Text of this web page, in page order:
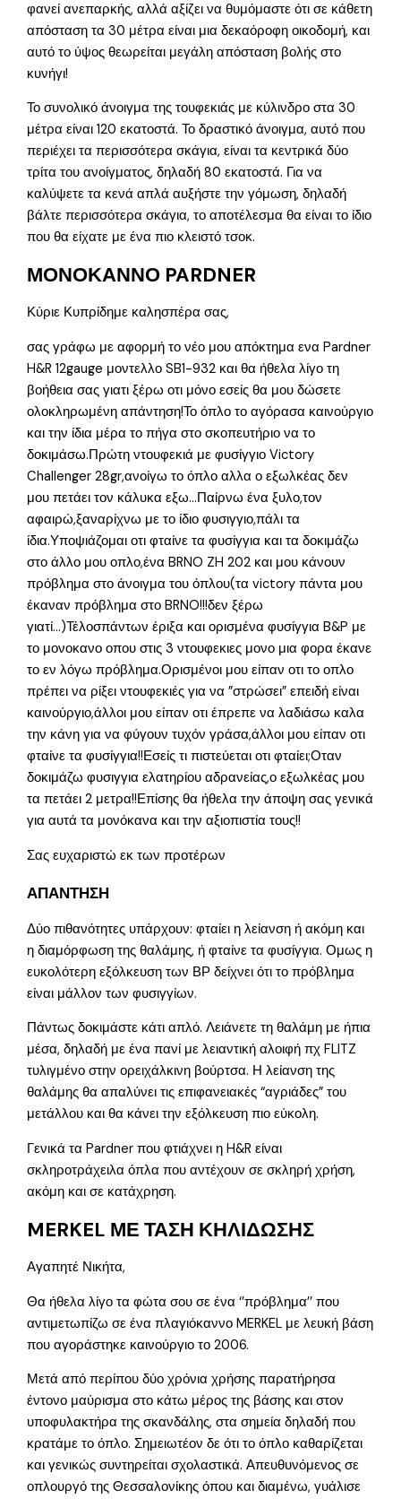
φανεί ανεπαρκής, αλλά αξίζει να θυμόμαστε ότι σε κάθετη
απόσταση τα 30 μέτρα είναι μια δεκαόροφη οικοδομή, και
αυτό το ύψος θεωρείται μεγάλη απόσταση βολής στο
κυνήγι!
Το συνολικό άνοιγμα της τουφεκιάς με κύλινδρο στα 30
μέτρα είναι 120 εκατοστά. Το δραστικό άνοιγμα, αυτό που
περιέχει τα περισσότερα σκάγια, είναι τα κεντρικά δύο
τρίτα του ανοίγματος, δηλαδή 80 εκατοστά. Για να
καλύψετε τα κενά απλά αυξήστε την γόμωση, δηλαδή
βάλτε περισσότερα σκάγια, το αποτέλεσμα θα είναι το ίδιο
που θα είχατε με ένα πιο κλειστό τσοκ.
ΜΟΝΟΚΑΝΝΟ PARDNER
Κύριε Κυπρίδημε καλησπέρα σας,
σας γράφω με αφορμή το νέο μου απόκτημα ενα Pardner
H&R 12gauge μοντελλο SB1-932 και θα ήθελα λίγο τη
βοήθεια σας γιατι ξέρω οτι μόνο εσείς θα μου δώσετε
ολοκληρωμένη απάντηση!Το όπλο το αγόρασα καινούργιο
και την ίδια μέρα το πήγα στο σκοπευτήριο να το
δοκιμάσω.Πρώτη ντουφεκιά με φυσίγγιο Victory
Challenger 28gr,ανοίγω το όπλο αλλα ο εξωλκέας δεν
μου πετάει τον κάλυκα εξω…Παίρνω ένα ξυλο,τον
αφαιρώ,ξαναρίχνω με το ίδιο φυσιγγιο,πάλι τα
ίδια.Υποψιάζομαι οτι φταίνε τα φυσίγγια και τα δοκιμάζω
στο άλλο μου οπλο,ένα BRNO ZH 202 και μου κάνουν
πρόβλημα στο άνοιγμα του όπλου(τα victory πάντα μου
έκαναν πρόβλημα στο BRNO!!!δεν ξέρω
γιατί…)Τέλοσπάντων έριξα και ορισμένα φυσίγγια B&P με
το μονοκανο οπου στις 3 ντουφεκιες μονο μια φορα έκανε
το εν λόγω πρόβλημα.Ορισμένοι μου είπαν οτι το οπλο
πρέπει να ρίξει ντουφεκιές για να ”στρώσει” επειδή είναι
καινούργιο,άλλοι μου είπαν οτι έπρεπε να λαδιάσω καλα
την κάνη για να φύγουν τυχόν γράσα,άλλοι μου είπαν οτι
φταίνε τα φυσίγγια!!Εσείς τι πιστεύεται οτι φταίει;Οταν
δοκιμάζω φυσιγγια ελατηρίου αδρανείας,ο εξωλκέας μου
τα πετάει 2 μετρα!!Επίσης θα ήθελα την άποψη σας γενικά
για αυτά τα μονόκανα και την αξιοπιστία τους!!
Σας ευχαριστώ εκ των προτέρων
ΑΠΑΝΤΗΣΗ
Δύο πιθανότητες υπάρχουν: φταίει η λείανση ή ακόμη και
η διαμόρφωση της θαλάμης, ή φταίνε τα φυσίγγια. Ομως η
ευκολότερη εξόλκευση των ΒΡ δείχνει ότι το πρόβλημα
είναι μάλλον των φυσιγγίων.
Πάντως δοκιμάστε κάτι απλό. Λειάνετε τη θαλάμη με ήπια
μέσα, δηλαδή με ένα πανί με λειαντική αλοιφή πχ FLITZ
τυλιγμένο στην ορειχάλκινη βούρτσα. Η λείανση της
θαλάμης θα απαλύνει τις επιφανειακές “αγριάδες” του
μετάλλου και θα κάνει την εξόλκευση πιο εύκολη.
Γενικά τα Pardner που φτιάχνει η H&R είναι
σκληροτράχειλα όπλα που αντέχουν σε σκληρή χρήση,
ακόμη και σε κατάχρηση.
MERKEL ΜΕ ΤΑΣΗ ΚΗΛΙΔΩΣΗΣ
Αγαπητέ Νικήτα,
Θα ήθελα λίγο τα φώτα σου σε ένα ‘’πρόβλημα’’ που
αντιμετωπίζω σε ένα πλαγιόκαννο MERKEL με λευκή βάση
που αγοράστηκε καινούργιο το 2006.
Μετά από περίπου δύο χρόνια χρήσης παρατήρησα
έντονο μαύρισμα στο κάτω μέρος της βάσης και στον
υποφυλακτήρα της σκανδάλης, στα σημεία δηλαδή που
κρατάμε το όπλο. Σημειωτέον δε ότι το όπλο καθαρίζεται
και γενικώς συντηρείται σχολαστικά. Απευθυνόμενος σε
οπλουργό της Θεσσαλονίκης όπου και διαμένω, γυάλισε